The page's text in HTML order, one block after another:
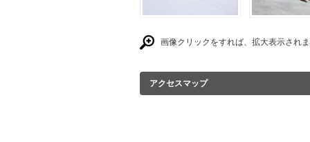
画像クリックをすれば、拡大表示され
アクセスマップ